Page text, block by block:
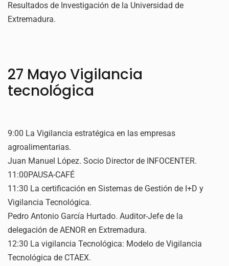
Resultados de Investigación de la Universidad de
Extremadura.
27 Mayo Vigilancia
tecnológica
9:00 La Vigilancia estratégica en las empresas
agroalimentarias.
Juan Manuel López. Socio Director de INFOCENTER.
11:00PAUSA-CAFÉ
11:30 La certificación en Sistemas de Gestión de I+D y
Vigilancia Tecnológica.
Pedro Antonio García Hurtado. Auditor-Jefe de la
delegación de AENOR en Extremadura.
12:30 La vigilancia Tecnológica: Modelo de Vigilancia
Tecnológica de CTAEX.